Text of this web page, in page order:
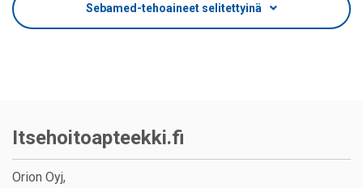
Sebamed-tehoaineet selitettyinä
Itsehoitoapteekki.fi
Orion Oyj,